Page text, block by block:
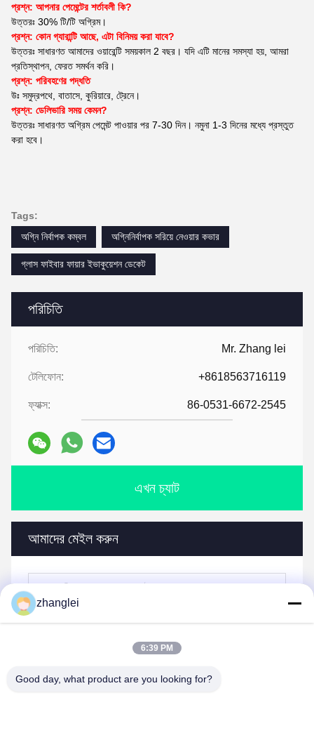
পরিচিতি
পরিচিতি: Mr. Zhang lei
টেলিফোন: +8618563716119
ফ্যাক্স: 86-0531-6672-2545
এখন চ্যাট
আমাদের মেইল করুন
প্রশ্ন: আপনার পেমেন্টের শর্তাবলী কি?
উত্তরঃ 30% টি/টি অগ্রিম।
প্রশ্ন: কোন গ্যারান্টি আছে, এটা বিনিময় করা যাবে?
উত্তরঃ সাধারণত আমাদের ওয়ারেন্টি সময়কাল 2 বছর। যদি এটি মানের সমস্যা হয়, আমরা
প্রতিস্থাপন, ফেরত সমর্থন করি।
প্রশ্ন: পরিবহণের পদ্ধতি
উঃ সমুদ্রপথে, বাতাসে, কুরিয়ারে, ট্রেনে।
প্রশ্ন: ডেলিভারি সময় কেমন?
উত্তরঃ সাধারণত অগ্রিম পেমেন্ট পাওয়ার পর 7-30 দিন। নমুনা 1-3 দিনের মধ্যে প্রস্তুত
করা হবে।
Tags:
অগ্নি নির্বাপক কম্বল
অগ্নিনির্বাপক সরিয়ে নেওয়ার কভার
গ্লাস ফাইবার ফায়ার ইভাকুয়েশন ডেকেট
zhanglei
6:39 PM
Good day, what product are you looking for?